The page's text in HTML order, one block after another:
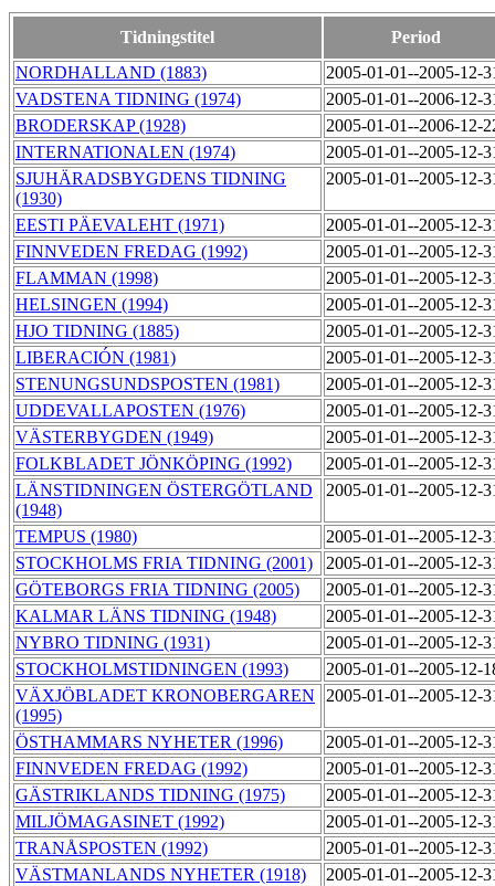
Tidningstitel
Period
NORDHALLAND (1883)
2005-01-01--2005-12-
VADSTENA TIDNING (1974)
2005-01-01--2006-12-
BRODERSKAP (1928)
2005-01-01--2006-12-
INTERNATIONALEN (1974)
2005-01-01--2005-12-
SJUHÄRADSBYGDENS TIDNING
(1930)
2005-01-01--2005-12-
EESTI PÄEVALEHT (1971)
2005-01-01--2005-12-
FINNVEDEN FREDAG (1992)
2005-01-01--2005-12-
FLAMMAN (1998)
2005-01-01--2005-12-
HELSINGEN (1994)
2005-01-01--2005-12-
HJO TIDNING (1885)
2005-01-01--2005-12-
LIBERACIÓN (1981)
2005-01-01--2005-12-
STENUNGSUNDSPOSTEN (1981)
2005-01-01--2005-12-
UDDEVALLAPOSTEN (1976)
2005-01-01--2005-12-
VÄSTERBYGDEN (1949)
2005-01-01--2005-12-
FOLKBLADET JÖNKÖPING (1992)
2005-01-01--2005-12-
LÄNSTIDNINGEN ÖSTERGÖTLAND
(1948)
2005-01-01--2005-12-
TEMPUS (1980)
2005-01-01--2005-12-
STOCKHOLMS FRIA TIDNING (2001)
2005-01-01--2005-12-
GÖTEBORGS FRIA TIDNING (2005)
2005-01-01--2005-12-
KALMAR LÄNS TIDNING (1948)
2005-01-01--2005-12-
NYBRO TIDNING (1931)
2005-01-01--2005-12-
STOCKHOLMSTIDNINGEN (1993)
2005-01-01--2005-12-
VÄXJÖBLADET KRONOBERGAREN
(1995)
2005-01-01--2005-12-
ÖSTHAMMARS NYHETER (1996)
2005-01-01--2005-12-
FINNVEDEN FREDAG (1992)
2005-01-01--2005-12-
GÄSTRIKLANDS TIDNING (1975)
2005-01-01--2005-12-
MILJÖMAGASINET (1992)
2005-01-01--2005-12-
TRANÅSPOSTEN (1992)
2005-01-01--2005-12-
VÄSTMANLANDS NYHETER (1918)
2005-01-01--2005-12-